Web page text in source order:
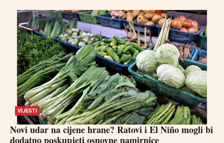
VIJESTI
Novi udar na cijene hrane? Ratovi i El Niño mogli bi
dodatno poskupjeti osnovne namirnice